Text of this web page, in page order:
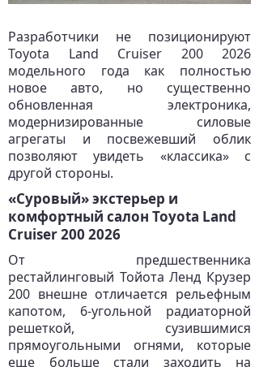
Разработчики не позиционируют
Toyota Land Cruiser 200 2026
модельного года как полностью
новое авто, но существенно
обновленная электроника,
модернизированные силовые
агрегаты и посвежевший облик
позволяют увидеть «классика» с
другой стороны.
«Суровый» экстерьер и
комфортный салон Toyota Land
Cruiser 200 2026
От предшественника
рестайлинговый Тойота Ленд Крузер
200 внешне отличается рельефным
капотом, 6-угольной радиаторной
решеткой, сузившимися
прямоугольными огнями, которые
еще больше стали заходить на